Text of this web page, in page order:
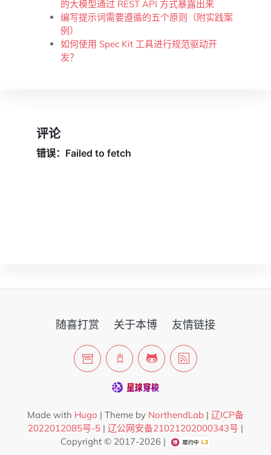
的大模型通过 REST API 方式暴露出来
编写提示词需要遵循的五个原则（附实践案
例）
如何使用 Spec Kit 工具进行规范驱动开
发？
评论
随喜打赏 关于本博 友情链接
Made with Hugo | Theme by NorthendLab | 辽ICP备
2022012085号-5 | 辽公网安备21021202000343号 |
Copyright © 2017-2026 |